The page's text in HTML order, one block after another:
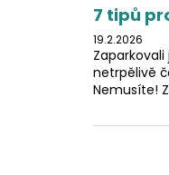
7 tipů
19.2.2026
netrpělivě
Nemusíte!